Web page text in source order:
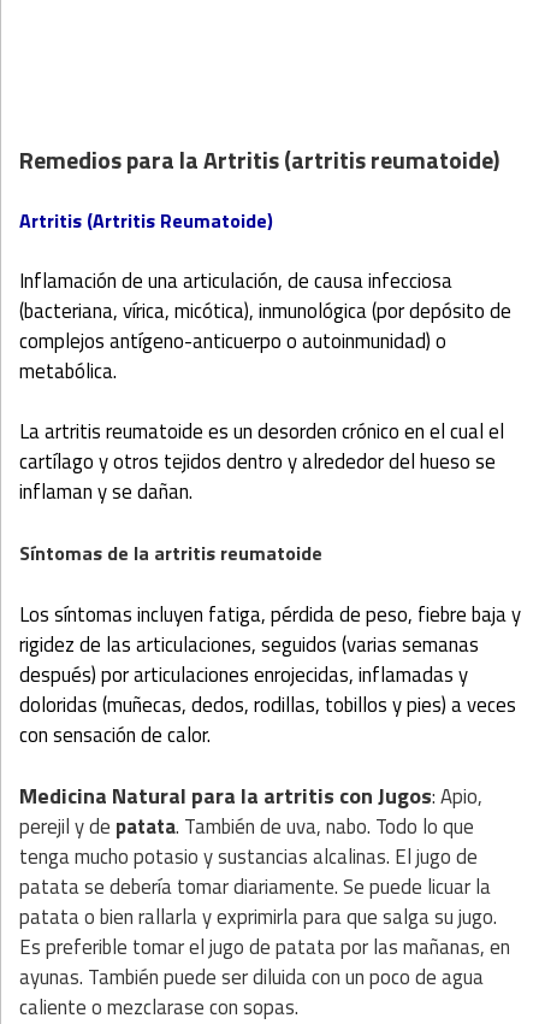
Remedios para la Artritis (artritis reumatoide)
Artritis (Artritis Reumatoide)
Inflamación de una articulación, de causa infecciosa
(bacteriana, vírica, micótica), inmunológica (por depósito de
complejos antígeno-anticuerpo o autoinmunidad) o
metabólica.
La artritis reumatoide es un desorden crónico en el cual el
cartílago y otros tejidos dentro y alrededor del hueso se
inflaman y se dañan.
Síntomas de la artritis reumatoide
Los síntomas incluyen fatiga, pérdida de peso, fiebre baja y
rigidez de las articulaciones, seguidos (varias semanas
después) por articulaciones enrojecidas, inflamadas y
doloridas (muñecas, dedos, rodillas, tobillos y pies) a veces
con sensación de calor.
Medicina Natural para la artritis con Jugos: Apio,
perejil y de patata. También de uva, nabo. Todo lo que
tenga mucho potasio y sustancias alcalinas. El jugo de
patata se debería tomar diariamente. Se puede licuar la
patata o bien rallarla y exprimirla para que salga su jugo.
Es preferible tomar el jugo de patata por las mañanas, en
ayunas. También puede ser diluida con un poco de agua
caliente o mezclarase con sopas.